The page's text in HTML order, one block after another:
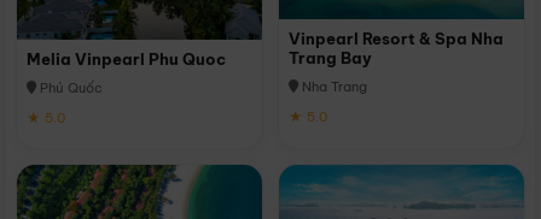
Melia Vinpearl Phu Quoc
Phú Quốc
★ 5.0
Vinpearl Resort & Spa Nha
Trang Bay
Nha Trang
★ 5.0